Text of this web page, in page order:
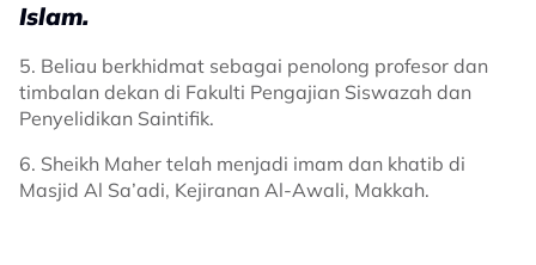
Islam.
5. Beliau berkhidmat sebagai penolong profesor dan
timbalan dekan di Fakulti Pengajian Siswazah dan
Penyelidikan Saintifik.
6. Sheikh Maher telah menjadi imam dan khatib di
Masjid Al Sa’adi, Kejiranan Al-Awali, Makkah.